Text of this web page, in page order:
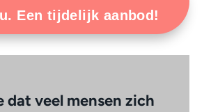
Een tijdelijk aanbod!
dat veel mensen zich